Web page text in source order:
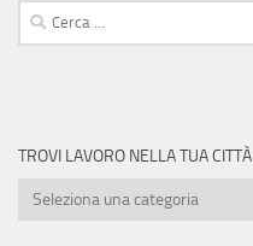
Ricerca
per:
TROVI LAVORO NELLA TUA CITTÀ
Trovi